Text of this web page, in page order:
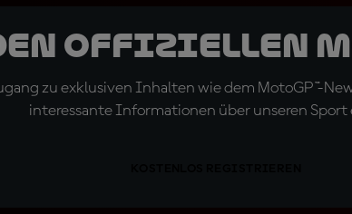
offiziellen
zu exklusiven Inhalten wie dem MotoGP™-
interessante Informationen über unseren Sport